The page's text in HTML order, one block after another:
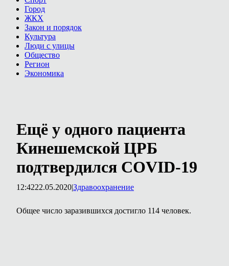
Город
ЖКХ
Закон и порядок
Культура
Люди с улицы
Общество
Регион
Экономика
Ещё у одного пациента
Кинешемской ЦРБ
подтвердился COVID-19
12:4222.05.2020|Здравоохранение
Общее число заразившихся достигло 114 человек.